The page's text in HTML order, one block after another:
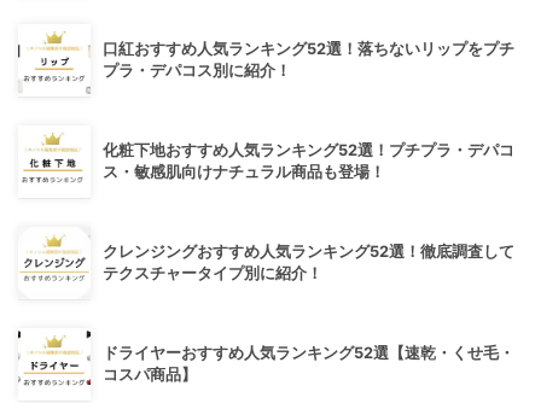
口紅おすすめ人気ランキング52選！落ちないリップをプチ
プラ・デパコス別に紹介！
化粧下地おすすめ人気ランキング52選！プチプラ・デパコ
ス・敏感肌向けナチュラル商品も登場！
クレンジングおすすめ人気ランキング52選！徹底調査して
テクスチャータイプ別に紹介！
ドライヤーおすすめ人気ランキング52選【速乾・くせ毛・
コスパ商品】